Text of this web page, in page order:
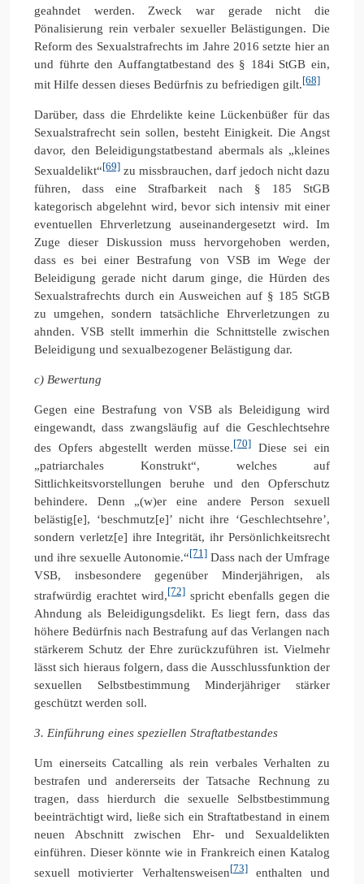
geahndet werden. Zweck war gerade nicht die
Pönalisierung rein verbaler sexueller Belästigungen. Die
Reform des Sexualstrafrechts im Jahre 2016 setzte hier an
und führte den Auffangtatbestand des § 184i StGB ein,
mit Hilfe dessen dieses Bedürfnis zu befriedigen gilt.[68]
Darüber, dass die Ehrdelikte keine Lückenbüßer für das
Sexualstrafrecht sein sollen, besteht Einigkeit. Die Angst
davor, den Beleidigungstatbestand abermals als „kleines
Sexualdelikt“[69] zu missbrauchen, darf jedoch nicht dazu
führen, dass eine Strafbarkeit nach § 185 StGB
kategorisch abgelehnt wird, bevor sich intensiv mit einer
eventuellen Ehrverletzung auseinandergesetzt wird. Im
Zuge dieser Diskussion muss hervorgehoben werden,
dass es bei einer Bestrafung von VSB im Wege der
Beleidigung gerade nicht darum ginge, die Hürden des
Sexualstrafrechts durch ein Ausweichen auf § 185 StGB
zu umgehen, sondern tatsächliche Ehrverletzungen zu
ahnden. VSB stellt immerhin die Schnittstelle zwischen
Beleidigung und sexualbezogener Belästigung dar.
c) Bewertung
Gegen eine Bestrafung von VSB als Beleidigung wird
eingewandt, dass zwangsläufig auf die Geschlechtsehre
des Opfers abgestellt werden müsse.[70] Diese sei ein
„patriarchales Konstrukt“, welches auf
Sittlichkeitsvorstellungen beruhe und den Opferschutz
behindere. Denn „(w)er eine andere Person sexuell
belästig[e], ‘beschmutz[e]’ nicht ihre ‘Geschlechtsehre’,
sondern verletz[e] ihre Integrität, ihr Persönlichkeitsrecht
und ihre sexuelle Autonomie.“[71] Dass nach der Umfrage
VSB, insbesondere gegenüber Minderjährigen, als
strafwürdig erachtet wird,[72]spricht ebenfalls gegen die
Ahndung als Beleidigungsdelikt. Es liegt fern, dass das
höhere Bedürfnis nach Bestrafung auf das Verlangen nach
stärkerem Schutz der Ehre zurückzuführen ist. Vielmehr
lässt sich hieraus folgern, dass die Ausschlussfunktion der
sexuellen Selbstbestimmung Minderjähriger stärker
geschützt werden soll.
3. Einführung eines speziellen Straftatbestandes
Um einerseits Catcalling als rein verbales Verhalten zu
bestrafen und andererseits der Tatsache Rechnung zu
tragen, dass hierdurch die sexuelle Selbstbestimmung
beeinträchtigt wird, ließe sich ein Straftatbestand in einem
neuen Abschnitt zwischen Ehr- und Sexualdelikten
einführen. Dieser könnte wie in Frankreich einen Katalog
sexuell motivierter Verhaltensweisen[73]enthalten und